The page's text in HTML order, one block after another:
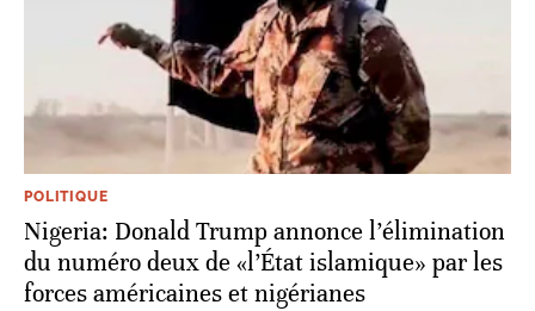
POLITIQUE
Nigeria: Donald Trump annonce l’élimination
du numéro deux de «l’État islamique» par les
forces américaines et nigérianes